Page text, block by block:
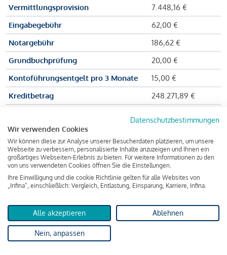
Vermittlungsprovision
7.448,16 €
Eingabegebühr
62,00 €
Notargebühr
186,62 €
Grundbuchprüfung
20,00 €
Kontoführungsentgelt pro 3 Monate
15,00 €
Kreditbetrag
248.271,89 €
Zu zahlender Gesamtbetrag
Kreditvermittler
INFINA Credit
Broker GmbH
von 237.000 Euro ausgezahlt, um die Wohnung zu kaufen.
Darüber hinaus fallen aber noch einige Gebühren an (z. B. die
Grundbucheintragungsgebühr), sodass die Bank den
Datenschutzbestimmungen
Wir verwenden Cookies
Wir können diese zur Analyse unserer Besucherdaten platzieren, um unsere
Webseite zu verbessern, personalisierte Inhalte anzuzeigen und Ihnen ein
großartiges Webseiten-Erlebnis zu bieten. Für weitere Informationen zu den
von uns verwendeten Cookies öffnen Sie die Einstellungen.
Ihre Einwilligung und die cookie Richtlinie gelten für alle Websites von
„Infina“, einschließlich: Vergleich, Entlastung, Einsparung, Karriere, Infina.
Alle akzeptieren Ablehnen
Nein, anpassen